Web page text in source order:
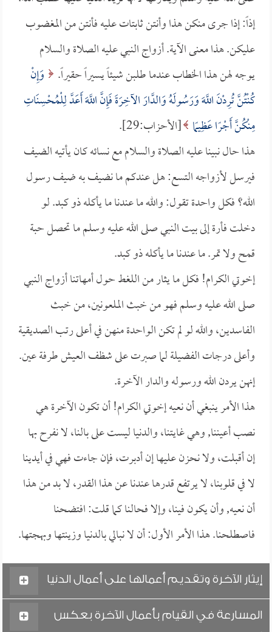
إذاً: إذا جرى منكن هذا وأنتن ثابتات عليه فأنتن من المغضوب
عليكن. هذا معنى الآية. أزواج النبي عليه الصلاة والسلام
يوجه لهن هذا الخطاب عندما طلبن شيئاً يسيراً حقيراً.
وَإِنْ
كُنْتُنَّ تُرِدْنَ اللَّهَ وَرَسُولَهُ وَالدَّارَ الآخِرَةَ فَإِنَّ اللَّهَ أَعَدَّ لِلْمُحْسِنَاتِ
مِنْكُنَّ أَجْرًا عَظِيمًا [الأحزاب:29].
هذا حال نبينا عليه الصلاة والسلام مع نسائه كان يأتيه الضيف
فيرسل لأزواجه التسع: هل عندكم ما نضيف به ضيف رسول
الله؟ فكل واحدة تقول: والله ما عندنا ما يأكله ذو كبد. لو
دخلت فأرة إلى بيت النبي صلى الله عليه وسلم ما تحصل حبة
قمح ولا تمر. ما عندنا ما يأكله ذو كبد.
إخوتي الكرام! فكل ما يثار من اللغط حول أمهاتنا أزواج النبي
صلى الله عليه وسلم فهو من خبث الملعونين، من خبث
الفاسدين، والله لو لم تكن الواحدة منهن في أعلى رتب الصديقية
وأعلى درجات الفضيلة لما صبرت على شظف العيش طرفة عين.
إنهن يردن الله ورسوله والدار الآخرة.
هذا الأمر ينبغي أن نعيه إخوتي الكرام! أن تكون الآخرة هي
نصب أعيننا, وهي غايتنا، والدنيا ليست على بالنا، لا نفرح بها
إن أقبلت، ولا نحزن عليها إن أدبرت، فإن جاءت فهي في أيدينا
لا في قلوبنا، لا يرتفع قدرها عندنا عن هذا القدر، لا بد من هذا
أن نعيه, وأن يكون فينا، وإلا فحالنا كما قلت: افتضحنا
فاصطلحنا. هذا الأمر الأول: أن لا نبالي بالدنيا وزينتها وبهجتها.
إيثار الآخرة وتقديم أعمالها على أعمال الدنيا
المسارعة في القيام بأعمال الآخرة بعكس